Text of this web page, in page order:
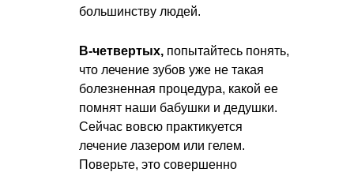
большинству людей.
В-четвертых, попытайтесь понять,
что лечение зубов уже не такая
болезненная процедура, какой ее
помнят наши бабушки и дедушки.
Сейчас вовсю практикуется
лечение лазером или гелем.
Поверьте, это совершенно